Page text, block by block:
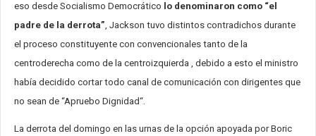
eso desde Socialismo Democrático lo denominaron como “el
padre de la derrota”, Jackson tuvo distintos contradichos durante
el proceso constituyente con convencionales tanto de la
centroderecha como de la centroizquierda , debido a esto el ministro
había decidido cortar todo canal de comunicación con dirigentes que
no sean de “Apruebo Dignidad“.
La derrota del domingo en las urnas de la opción apoyada por Boric